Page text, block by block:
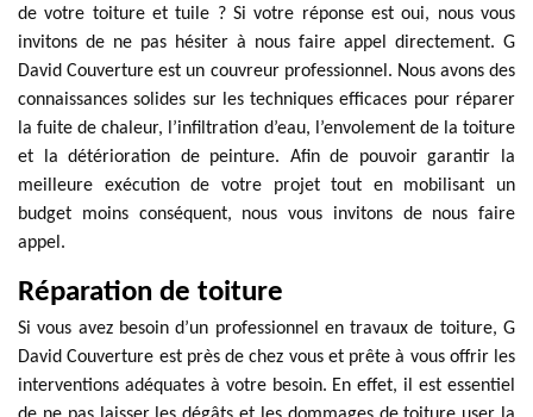
de votre toiture et tuile ? Si votre réponse est oui, nous vous
invitons de ne pas hésiter à nous faire appel directement. G
David Couverture est un couvreur professionnel. Nous avons des
connaissances solides sur les techniques efficaces pour réparer
la fuite de chaleur, l’infiltration d’eau, l’envolement de la toiture
et la détérioration de peinture. Afin de pouvoir garantir la
meilleure exécution de votre projet tout en mobilisant un
budget moins conséquent, nous vous invitons de nous faire
appel.
Réparation de toiture
Si vous avez besoin d’un professionnel en travaux de toiture, G
David Couverture est près de chez vous et prête à vous offrir les
interventions adéquates à votre besoin. En effet, il est essentiel